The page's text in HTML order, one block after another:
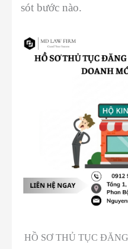
sót bước nào.
HỒ SƠ THỦ TỤC